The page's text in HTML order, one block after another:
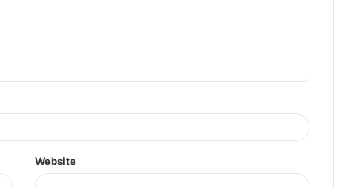
Website